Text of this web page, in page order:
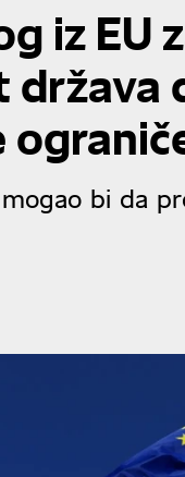
iz EU
država
bi da